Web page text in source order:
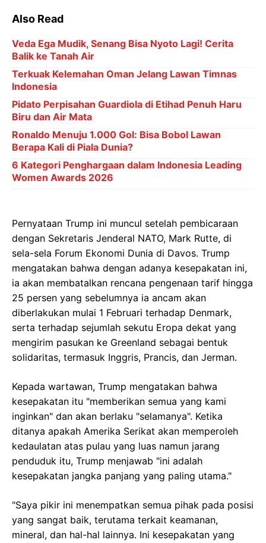
Also Read
Veda Ega Mudik, Senang Bisa Nyoto Lagi! Cerita
Balik ke Tanah Air
Terkuak Kelemahan Oman Jelang Lawan Timnas
Indonesia
Pidato Perpisahan Guardiola di Etihad Penuh Haru
Biru dan Air Mata
Ronaldo Menuju 1.000 Gol: Bisa Bobol Lawan
Berapa Kali di Piala Dunia?
6 Kategori Penghargaan dalam Indonesia Leading
Women Awards 2026
Pernyataan Trump ini muncul setelah pembicaraan
dengan Sekretaris Jenderal NATO, Mark Rutte, di
sela-sela Forum Ekonomi Dunia di Davos. Trump
mengatakan bahwa dengan adanya kesepakatan ini,
ia akan membatalkan rencana pengenaan tarif hingga
25 persen yang sebelumnya ia ancam akan
diberlakukan mulai 1 Februari terhadap Denmark,
serta terhadap sejumlah sekutu Eropa dekat yang
mengirim pasukan ke Greenland sebagai bentuk
solidaritas, termasuk Inggris, Prancis, dan Jerman.
Kepada wartawan, Trump mengatakan bahwa
kesepakatan itu "memberikan semua yang kami
inginkan" dan akan berlaku "selamanya". Ketika
ditanya apakah Amerika Serikat akan memperoleh
kedaulatan atas pulau yang luas namun jarang
penduduk itu, Trump menjawab "ini adalah
kesepakatan jangka panjang yang paling utama."
"Saya pikir ini menempatkan semua pihak pada posisi
yang sangat baik, terutama terkait keamanan,
mineral, dan hal-hal lainnya. Ini kesepakatan yang